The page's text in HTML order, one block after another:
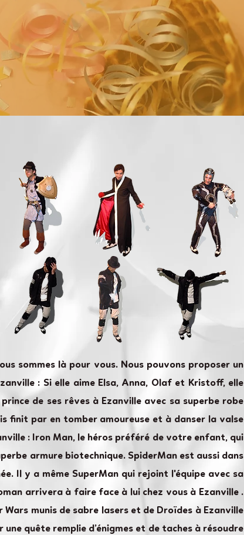
sommes là pour vous. Nous pouvons proposer un
: Si elle aime Elsa, Anna, Olaf et Kristoff, elle
de ses rêves à Ezanville avec sa superbe robe
finit par en tomber amoureuse et à danser la valse
: Iron Man, le héros préféré de votre enfant, qui
armure biotechnique. SpiderMan est aussi dans
Il y a même SuperMan qui rejoint l'équipe avec sa
arrivera à faire face à lui chez vous à Ezanville .
munis de sabre lasers et de Droïdes à Ezanville
quête remplie d’énigmes et de taches à résoudre